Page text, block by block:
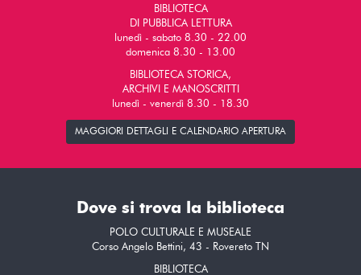
BIBLIOTECA
DI PUBBLICA LETTURA
lunedì - sabato 8.30 - 22.00
domenica 8.30 - 13.00
BIBLIOTECA STORICA,
ARCHIVI E MANOSCRITTI
lunedì - venerdì 8.30 - 18.30
MAGGIORI DETTAGLI E CALENDARIO APERTURA
Dove si trova la biblioteca
POLO CULTURALE E MUSEALE
Corso Angelo Bettini, 43 - Rovereto TN
BIBLIOTECA